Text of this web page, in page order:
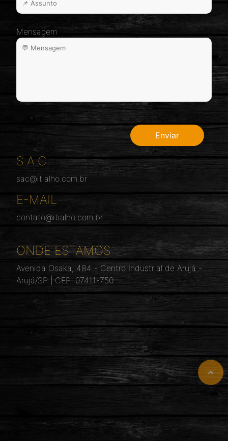
Mensagem
S.A.C
sac@itialho.com.br
E-MAIL
contato@itialho.com.br
ONDE ESTAMOS
Avenida Osaka, 484 - Centro Industrial de Arujá -
Arujá/SP | CEP: 07411-750